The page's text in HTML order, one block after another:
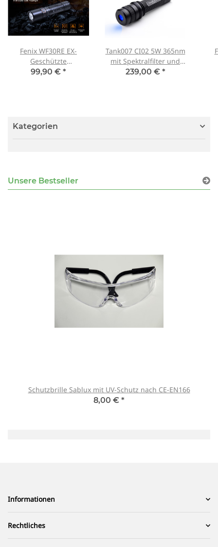
Fenix WF30RE EX-
Geschützte
Taschenlampe
99,90 € *
Tank007 CI02 5W 365nm
mit Spektralfilter und
Linsensystem
239,00 € *
Kategorien
Unsere Bestseller
Schutzbrille Sablux mit UV-Schutz nach CE-EN166
8,00 € *
Informationen
Rechtliches